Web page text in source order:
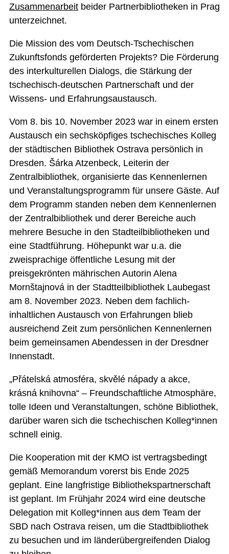
Zusammenarbeit beider Partnerbibliotheken in Prag
unterzeichnet.
Die Mission des vom Deutsch-Tschechischen
Zukunftsfonds geförderten Projekts? Die Förderung
des interkulturellen Dialogs, die Stärkung der
tschechisch-deutschen Partnerschaft und der
Wissens- und Erfahrungsaustausch.
Vom 8. bis 10. November 2023 war in einem ersten
Austausch ein sechsköpfiges tschechisches Kolleg
der städtischen Bibliothek Ostrava persönlich in
Dresden. Šárka Atzenbeck, Leiterin der
Zentralbibliothek, organisierte das Kennenlernen
und Veranstaltungsprogramm für unsere Gäste. Auf
dem Programm standen neben dem Kennenlernen
der Zentralbibliothek und derer Bereiche auch
mehrere Besuche in den Stadteilbibliotheken und
eine Stadtführung. Höhepunkt war u.a. die
zweisprachige öffentliche Lesung mit der
preisgekrönten mährischen Autorin Alena
Mornštajnová in der Stadtteilbibliothek Laubegast
am 8. November 2023. Neben dem fachlich-
inhaltlichen Austausch von Erfahrungen blieb
ausreichend Zeit zum persönlichen Kennenlernen
beim gemeinsamen Abendessen in der Dresdner
Innenstadt.
„Přátelská atmosféra, skvělé nápady a akce,
krásná knihovna“ – Freundschaftliche Atmosphäre,
tolle Ideen und Veranstaltungen, schöne Bibliothek,
darüber waren sich die tschechischen Kolleg*innen
schnell einig.
Die Kooperation mit der KMO ist vertragsbedingt
gemäß Memorandum vorerst bis Ende 2025
geplant. Eine langfristige Bibliothekspartnerschaft
ist geplant. Im Frühjahr 2024 wird eine deutsche
Delegation mit Kolleg*innen aus dem Team der
SBD nach Ostrava reisen, um die Stadtbibliothek
zu besuchen und im länderübergreifenden Dialog